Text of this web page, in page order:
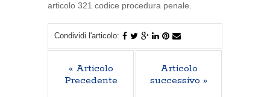
articolo 321 codice procedura penale.
Condividi l'articolo:
« Articolo
Precedente
Articolo
successivo »